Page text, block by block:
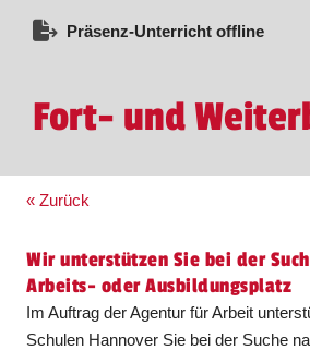
Präsenz-Unterricht offline
Fort- und
« Zurück
Wir unterstützen Sie bei der
Arbeits- oder Ausbildungsplatz
Im Auftrag der Agentur für Arbeit
Schulen Hannover Sie bei der Suche